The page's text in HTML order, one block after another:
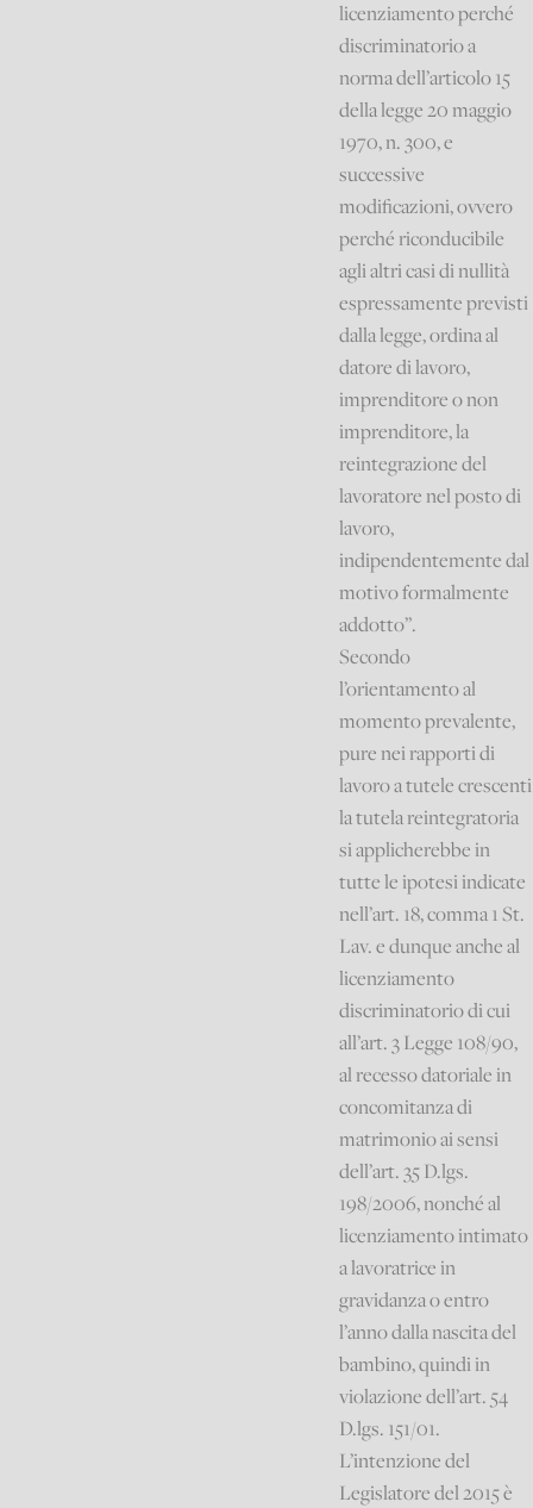
licenziamento perché
discriminatorio a
norma dell’articolo 15
della legge 20 maggio
1970, n. 300, e
successive
modificazioni, ovvero
perché riconducibile
agli altri casi di nullità
espressamente previsti
dalla legge, ordina al
datore di lavoro,
imprenditore o non
imprenditore, la
reintegrazione del
lavoratore nel posto di
lavoro,
indipendentemente dal
motivo formalmente
addotto”.
Secondo
l’orientamento al
momento prevalente,
pure nei rapporti di
lavoro a tutele crescenti
la tutela reintegratoria
si applicherebbe in
tutte le ipotesi indicate
nell’art. 18, comma 1 St.
Lav. e dunque anche al
licenziamento
discriminatorio di cui
all’art. 3 Legge 108/90,
al recesso datoriale in
concomitanza di
matrimonio ai sensi
dell’art. 35 D.lgs.
198/2006, nonché al
licenziamento intimato
a lavoratrice in
gravidanza o entro
l’anno dalla nascita del
bambino, quindi in
violazione dell’art. 54
D.lgs. 151/01.
L’intenzione del
Legislatore del 2015 è